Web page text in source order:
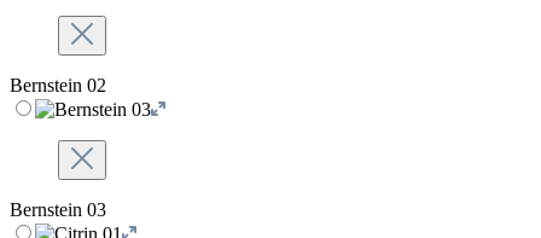
Bernstein 02
Bernstein 03